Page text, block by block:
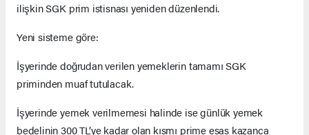
ilişkin SGK prim istisnası yeniden düzenlendi.
Yeni sisteme göre:
İşyerinde doğrudan verilen yemeklerin tamamı SGK
priminden muaf tutulacak.
İşyerinde yemek verilmemesi halinde ise günlük yemek
bedelinin 300 TL’ye kadar olan kısmı prime esas kazanca